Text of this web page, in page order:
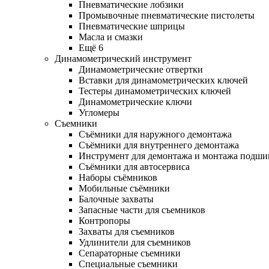
Пневматические лобзики
Промывочные пневматические пистолеты
Пневматические шприцы
Масла и смазки
Ещё 6
Динамометрический инструмент
Динамометрические отвертки
Вставки для динамометрических ключей
Тестеры динамометрических ключей
Динамометрические ключи
Угломеры
Съемники
Съёмники для наружного демонтажа
Съёмники для внутреннего демонтажа
Инструмент для демонтажа и монтажа
Съёмники для автосервиса
Наборы съёмников
Мобильные съёмники
Балочные захваты
Запасные части для съемников
Контропоры
Захваты для съемников
Удлинители для съемников
Сепараторные съемники
Специальные съемники